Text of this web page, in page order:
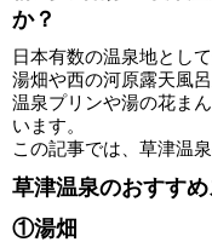
か？
日本有数の温泉地とし
湯畑や西の河原露天風
温泉プリンや湯の花ま
います。
この記事では、草津温
草津温泉のおすすめ
①湯畑